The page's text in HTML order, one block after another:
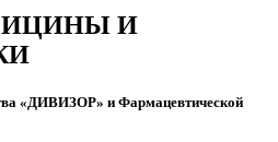
И
«ДИВИЗОР» и Фармацевтической